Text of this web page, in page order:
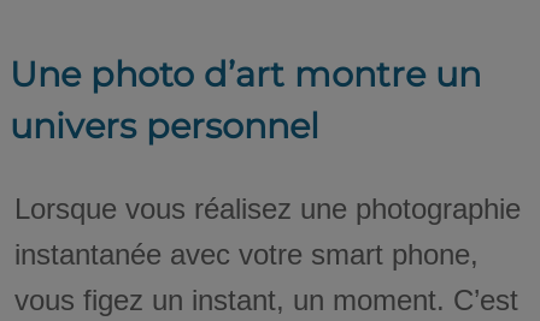
Une photo d’art montre un
univers personnel
Lorsque vous réalisez une photographie
instantanée avec votre smart phone,
vous figez un instant, un moment. C’est